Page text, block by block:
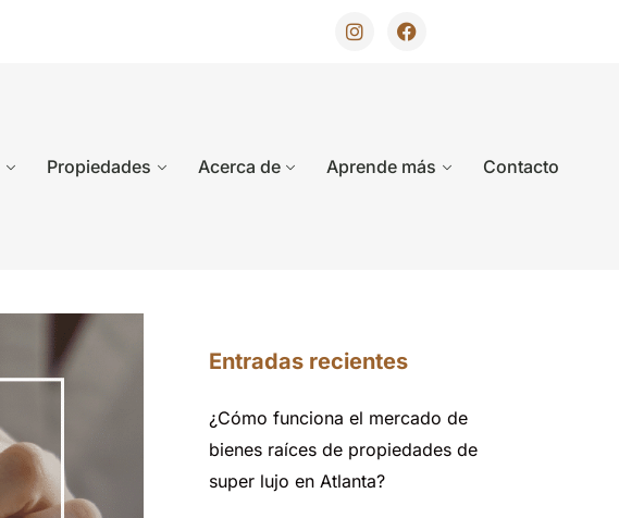
Propiedades Acerca de Aprende más Contacto
Entradas recientes
¿Cómo funciona el mercado de
bienes raíces de propiedades de
super lujo en Atlanta?